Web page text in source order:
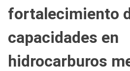
fortalecimiento
capacidades en
hidrocarburos